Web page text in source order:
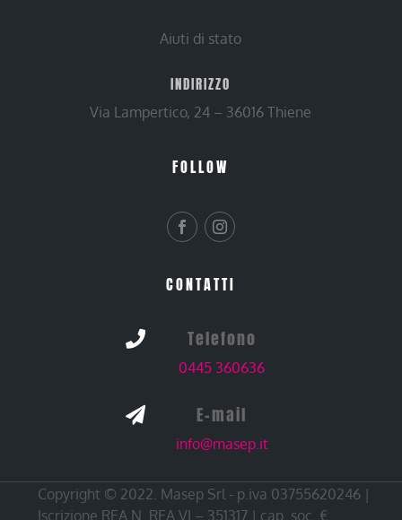
Aiuti di stato
INDIRIZZO
Via Lampertico, 24 – 36016 Thiene
FOLLOW
CONTATTI
 Telefono
0445 360636
 E-mail
info@masep.it
Copyright © 2022. Masep Srl - p.iva 03755620246 |
Iscrizione REA N. REA VI – 351317 | cap. soc. €